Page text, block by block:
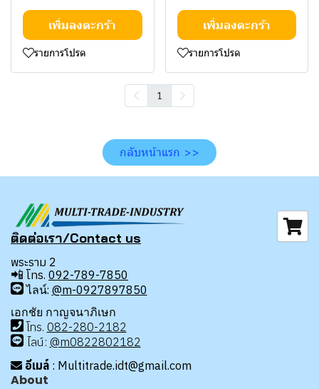
เพิ่มลงตะกร้า
รายการโปรด
เพิ่มลงตะกร้า
รายการโปรด
1
กลับหน้าแรก >>
ติดต่อเรา/Contact us
พระราม 2
📲 โทร. 092-789-7850
ไลน์: @m-0927897850
เอกชัย กาญจนาภิเษก
โทร. 082-280-2182
ไลน์: @m0822802182
อีเมล์ : Multitrade.idt@gmail.com
About